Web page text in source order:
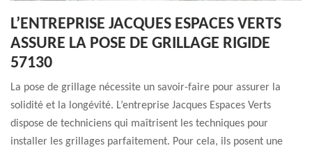
L’ENTREPRISE JACQUES ESPACES VERTS
ASSURE LA POSE DE GRILLAGE RIGIDE
57130
La pose de grillage nécessite un savoir-faire pour assurer la
solidité et la longévité. L’entreprise Jacques Espaces Verts
dispose de techniciens qui maîtrisent les techniques pour
installer les grillages parfaitement. Pour cela, ils posent une